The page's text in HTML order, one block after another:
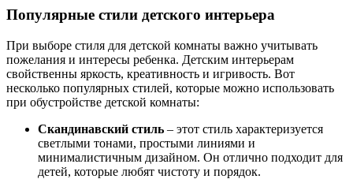
Популярные стили детского интерьера
При выборе стиля для детской комнаты важно учитывать
пожелания и интересы ребенка. Детским интерьерам
свойственны яркость, креативность и игривость. Вот
несколько популярных стилей, которые можно использовать
при обустройстве детской комнаты:
Скандинавский стиль – этот стиль характеризуется
светлыми тонами, простыми линиями и
минималистичным дизайном. Он отлично подходит для
детей, которые любят чистоту и порядок.